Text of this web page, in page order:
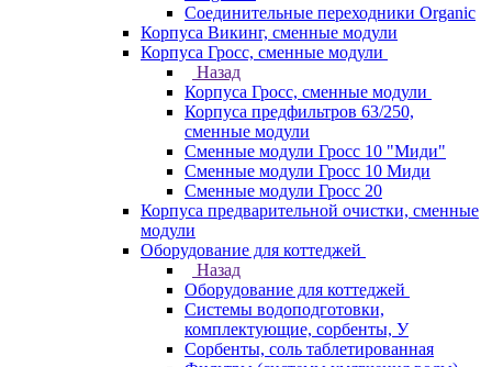
Соединительные переходники Organic
Корпуса Викинг, сменные модули
Корпуса Гросс, сменные модули
Назад
Корпуса Гросс, сменные модули
Корпуса предфильтров 63/250,
сменные модули
Сменные модули Гросс 10 "Миди"
Сменные модули Гросс 10 Миди
Сменные модули Гросс 20
Корпуса предварительной очистки, сменные
модули
Оборудование для коттеджей
Назад
Оборудование для коттеджей
Системы водоподготовки,
комплектующие, сорбенты, У
Сорбенты, соль таблетированная